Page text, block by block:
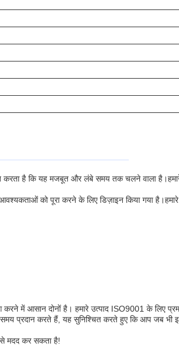
करता है कि यह मजबूत और लंबे समय तक चलने वाला
को पूरा करने के लिए डिज़ाइन किया गया
में आसान दोनों है। हमारे उत्पाद ISO9001 के लिए
प्रदान करते हैं, यह सुनिश्चित करते हुए कि आप जब
मदद कर सकता है!